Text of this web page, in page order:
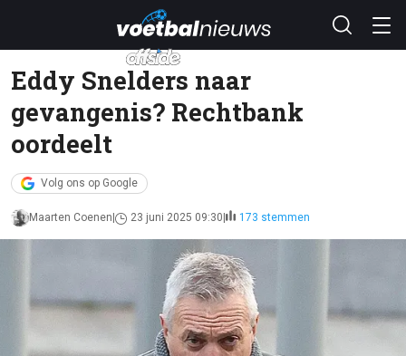
Eddy Snelders naar
gevangenis? Rechtbank
oordeelt
Volg ons op Google
Maarten Coenen 23 juni 2025 09:30 173 stemmen